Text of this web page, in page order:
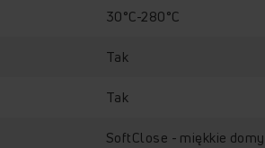
30°C-280°C
Tak
Tak
SoftClose - miękkie